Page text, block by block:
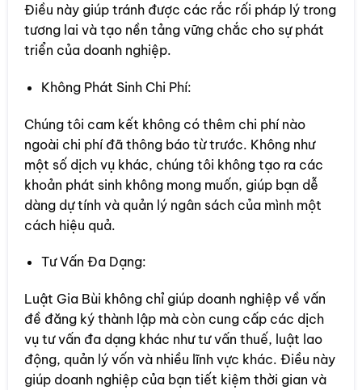
Điều này giúp tránh được các rắc rối pháp lý trong
tương lai và tạo nền tảng vững chắc cho sự phát
triển của doanh nghiệp.
Không Phát Sinh Chi Phí:
Chúng tôi cam kết không có thêm chi phí nào
ngoài chi phí đã thông báo từ trước. Không như
một số dịch vụ khác, chúng tôi không tạo ra các
khoản phát sinh không mong muốn, giúp bạn dễ
dàng dự tính và quản lý ngân sách của mình một
cách hiệu quả.
Tư Vấn Đa Dạng:
Luật Gia Bùi không chỉ giúp doanh nghiệp về vấn
đề đăng ký thành lập mà còn cung cấp các dịch
vụ tư vấn đa dạng khác như tư vấn thuế, luật lao
động, quản lý vốn và nhiều lĩnh vực khác. Điều này
giúp doanh nghiệp của bạn tiết kiệm thời gian và